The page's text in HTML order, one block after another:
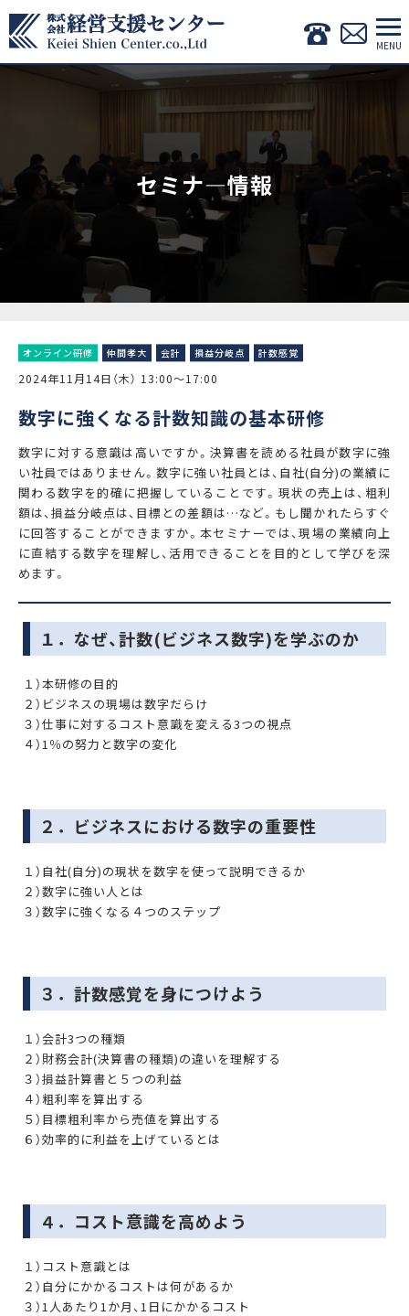
セミナ―情報
オンライン研修 仲間孝大 会計 損益分岐点 計数感覚
2024年11月14日（木） 13:00〜17:00
数字に強くなる計数知識の基本研修
数字に対する意識は高いですか。決算書を読める社員が数字に強
い社員ではありません。数字に強い社員とは、自社(自分)の業績に
関わる数字を的確に把握していることです。現状の売上は、粗利
額は、損益分岐点は、目標との差額は…など。もし聞かれたらすぐ
に回答することができますか。本セミナーでは、現場の業績向上
に直結する数字を理解し、活用できることを目的として学びを深
めます。
１．なぜ、計数(ビジネス数字)を学ぶのか
１）本研修の目的
２）ビジネスの現場は数字だらけ
３）仕事に対するコスト意識を変える3つの視点
４）1％の努力と数字の変化
２．ビジネスにおける数字の重要性
１）自社(自分)の現状を数字を使って説明できるか
２）数字に強い人とは
３）数字に強くなる４つのステップ
３．計数感覚を身につけよう
１）会計3つの種類
２）財務会計(決算書の種類)の違いを理解する
３）損益計算書と５つの利益
４）粗利率を算出する
５）目標粗利率から売値を算出する
６）効率的に利益を上げているとは
４．コスト意識を高めよう
１）コスト意識とは
２）自分にかかるコストは何があるか
３）1人あたり1か月、1日にかかるコスト